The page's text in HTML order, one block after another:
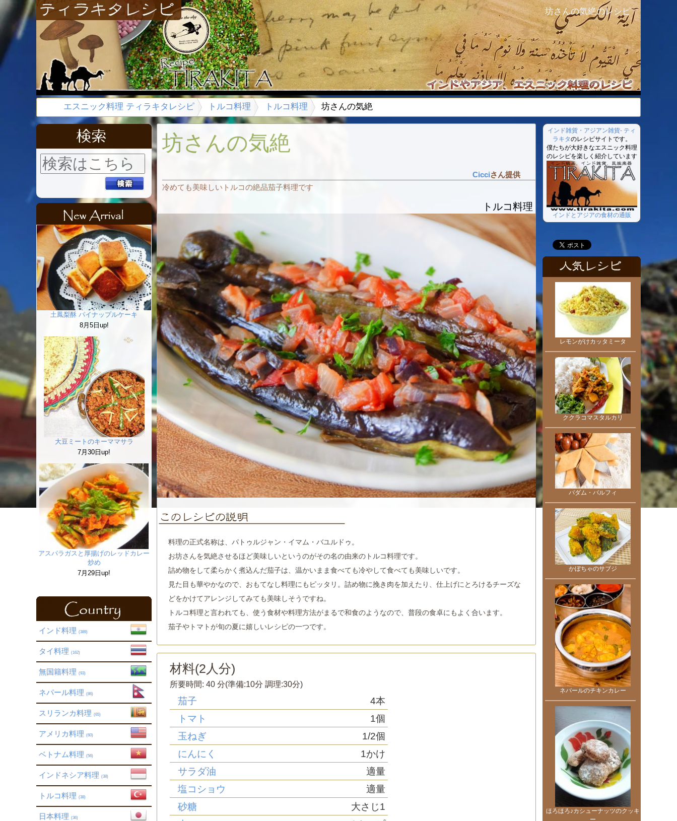
坊さんの気絶のレシピ
エスニック料理 ティラキタレシピ トルコ料理 トルコ料理 坊さんの気絶
土鳳梨酥 パイナップルケーキ
8月5日up!
大豆ミートのキーママサラ
7月30日up!
アスパラガスと厚揚げのレッドカレー
炒め
7月29日up!
インド料理 (389)
タイ料理 (162)
無国籍料理 (93)
ネパール料理 (86)
スリランカ料理 (65)
アメリカ料理 (60)
ベトナム料理 (56)
インドネシア料理 (38)
トルコ料理 (38)
日本料理 (36)
坊さんの気絶
Cicciさん提供
冷めても美味しいトルコの絶品茄子料理です
トルコ料理
料理の正式名称は、パトゥルジャン・イマム・バユルドゥ。
お坊さんを気絶させるほど美味しいというのがその名の由来のトルコ料理です。
詰め物をして柔らかく煮込んだ茄子は、温かいまま食べても冷やして食べても美味しいです。
見た目も華やかなので、おもてなし料理にもピッタリ。詰め物に挽き肉を加えたり、仕上げにとろけるチーズな
どをかけてアレンジしてみても美味しそうですね。
トルコ料理と言われても、使う食材や料理方法がまるで和食のようなので、普段の食卓にもよく合います。
茄子やトマトが旬の夏に嬉しいレシピの一つです。
材料(2 人分)
所要時間:40 分(準備:10分 調理:30分)
茄子
4本
トマト
1個
玉ねぎ
1/2個
にんにく
1かけ
サラダ油
適量
塩コショウ
適量
砂糖
大さじ1
インド雑貨・アジアン雑貨- ティ
ラキタのレシピサイトです。
僕たちが大好きなエスニック料理
のレシピを楽しく紹介しています
インドとアジアの食材の通販
レモンがけカッタミータ
ククラコマスタルカリ
バダム・バルフィ
かぼちゃのサブジ
ネパールのチキンカレー
ほろほろ♪カシューナッツのクッキ
ー